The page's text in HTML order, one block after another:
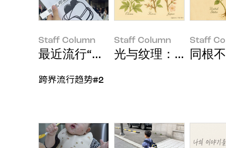
Staff Column
最近流行“追博览会”
跨界流行趋势#2
Staff Column
光与纹理：亚洲绽
Staff
同根